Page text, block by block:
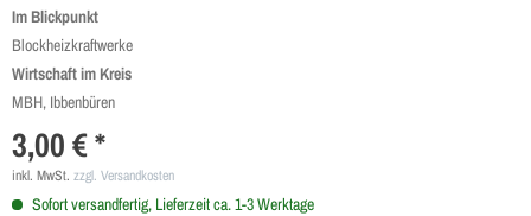
Im Blickpunkt
Blockheizkraftwerke
Wirtschaft im Kreis
MBH, Ibbenbüren
3,00 € *
inkl. MwSt. zzgl. Versandkosten
Sofort versandfertig, Lieferzeit ca. 1-3 Werktage